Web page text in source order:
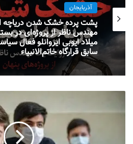
آذربایجان
میلاد ایوبی ایروانلو فعال
سابق قرارگاه خاتم‌الانبیاء